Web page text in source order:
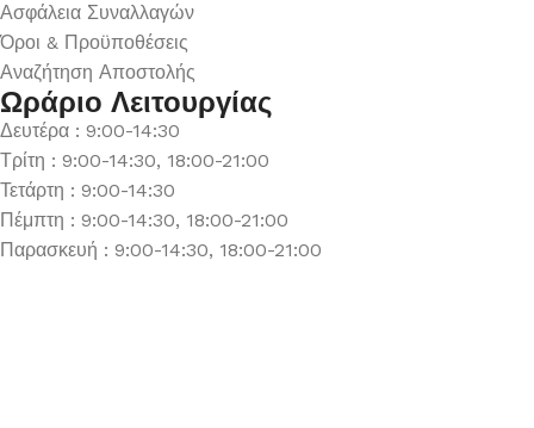
Ασφάλεια Συναλλαγών
Όροι & Προϋποθέσεις
Αναζήτηση Αποστολής
Ωράριο Λειτουργίας
Δευτέρα : 9:00-14:30
Τρίτη : 9:00-14:30, 18:00-21:00
Τετάρτη : 9:00-14:30
Πέμπτη : 9:00-14:30, 18:00-21:00
Παρασκευή : 9:00-14:30, 18:00-21:00